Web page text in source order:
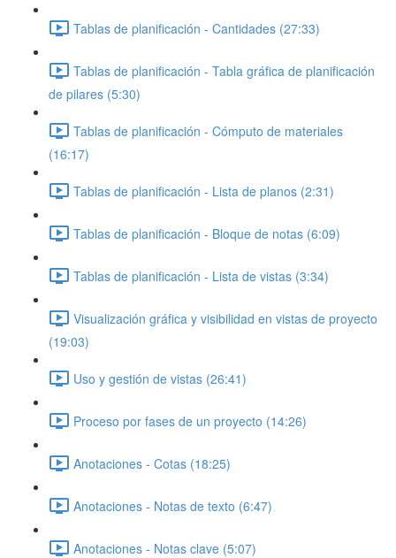
Tablas de planificación - Cantidades (27:33)
Tablas de planificación - Tabla gráfica de planificación
de pilares (5:30)
Tablas de planificación - Cómputo de materiales
(16:17)
Tablas de planificación - Lista de planos (2:31)
Tablas de planificación - Bloque de notas (6:09)
Tablas de planificación - Lista de vistas (3:34)
Visualización gráfica y visibilidad en vistas de proyecto
(19:03)
Uso y gestión de vistas (26:41)
Proceso por fases de un proyecto (14:26)
Anotaciones - Cotas (18:25)
Anotaciones - Notas de texto (6:47)
Anotaciones - Notas clave (5:07)